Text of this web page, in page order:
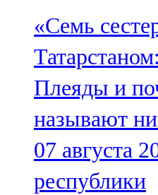
«Семь
Плеяды и
называют
07 августа
республики